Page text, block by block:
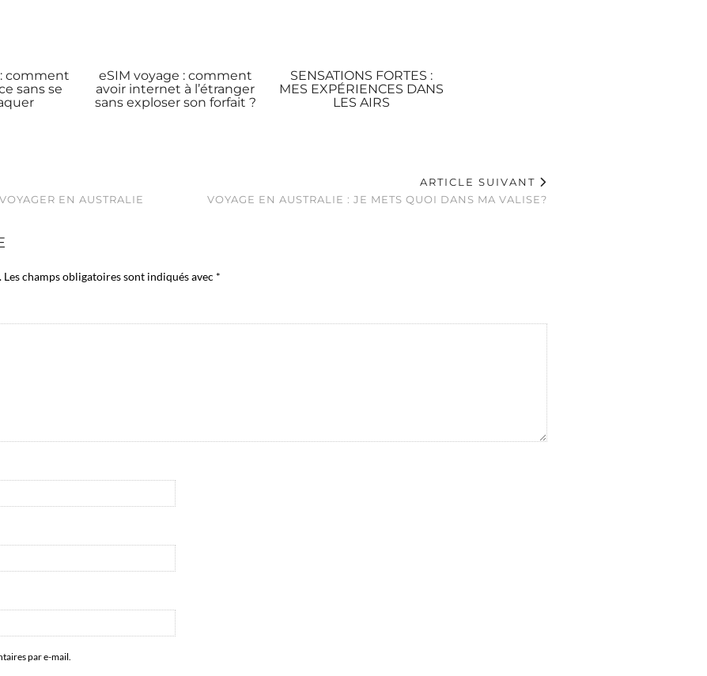
: comment
sans se
eSIM voyage : comment
avoir internet à l’étranger
sans exploser son forfait ?
SENSATIONS FORTES :
MES EXPÉRIENCES DANS
LES AIRS
EN AUSTRALIE
ARTICLE SUIVANT
VOYAGE EN AUSTRALIE : JE METS QUOI DANS MA VALISE?
Les champs obligatoires sont indiqués avec *
par e-mail.